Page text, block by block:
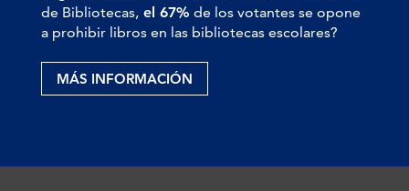
de Bibliotecas, el 67% de los votantes se opone
a prohibir libros en las bibliotecas escolares?
MÁS INFORMACIÓN